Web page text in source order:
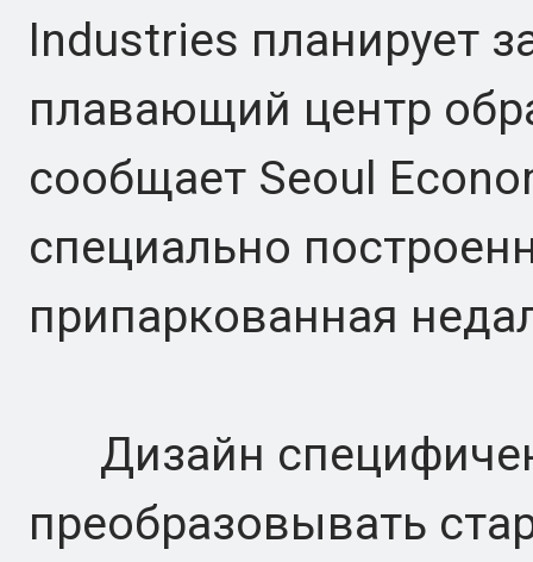
Industries планирует
плавающий центр
сообщает Seoul
специально
припаркованная
Дизайн
преобразовывать